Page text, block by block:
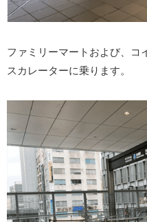
ファミリーマートおよび、コ
スカレーターに乗ります。